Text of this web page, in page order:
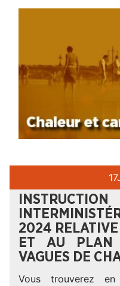
17
INSTRUCTION
2024
ET AU PLAN
VAGUES DE
Vous trouverez en